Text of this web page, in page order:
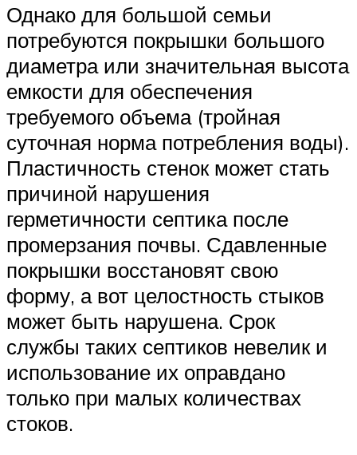
Однако для большой семьи
потребуются покрышки большого
диаметра или значительная высота
емкости для обеспечения
требуемого объема (тройная
суточная норма потребления воды).
Пластичность стенок может стать
причиной нарушения
герметичности септика после
промерзания почвы. Сдавленные
покрышки восстановят свою
форму, а вот целостность стыков
может быть нарушена. Срок
службы таких септиков невелик и
использование их оправдано
только при малых количествах
стоков.